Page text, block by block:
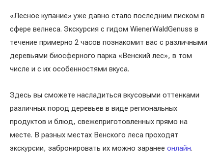
«Лесное купание» уже давно стало последним писком в
сфере велнеса. Экскурсия с гидом WienerWaldGenuss в
течение примерно 2 часов познакомит вас с различными
деревьями биосферного парка «Венский лес», в том
числе и с их особенностями вкуса.
Здесь вы сможете насладиться вкусовыми оттенками
различных пород деревьев в виде региональных
продуктов и блюд, свежеприготовленных прямо на
месте. В разных местах Венского леса проходят
экскурсии, забронировать их можно заранее онлайн.